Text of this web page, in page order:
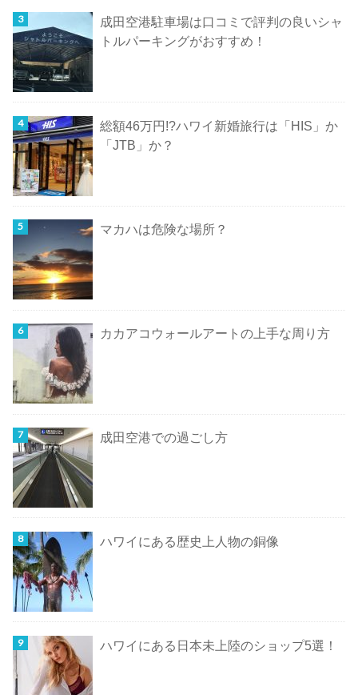
成田空港駐車場は口コミで評判の良いシャ
トルパーキングがおすすめ！
総額46万円!?ハワイ新婚旅行は「HIS」か
「JTB」か？
マカハは危険な場所？
カカアコウォールアートの上手な周り方
成田空港での過ごし方
ハワイにある歴史上人物の銅像
ハワイにある日本未上陸のショップ5選！